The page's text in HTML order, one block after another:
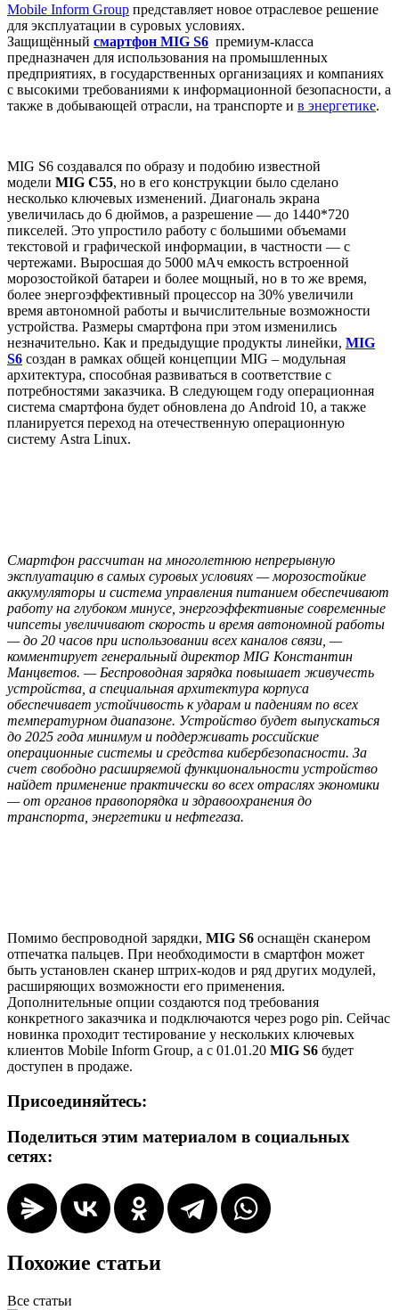
Mobile Inform Group представляет новое отраслевое решение
для эксплуатации в суровых условиях.
Защищённый смартфон MIG S6 премиум-класса
предназначен для использования на промышленных
предприятиях, в государственных организациях и компаниях
с высокими требованиями к информационной безопасности, а
также в добывающей отрасли, на транспорте и в энергетике.
MIG S6 создавался по образу и подобию известной
модели MIG С55, но в его конструкции было сделано
несколько ключевых изменений. Диагональ экрана
увеличилась до 6 дюймов, а разрешение — до 1440*720
пикселей. Это упростило работу с большими объемами
текстовой и графической информации, в частности — с
чертежами. Выросшая до 5000 мАч емкость встроенной
морозостойкой батареи и более мощный, но в то же время,
более энергоэффективный процессор на 30% увеличили
время автономной работы и вычислительные возможности
устройства. Размеры смартфона при этом изменились
незначительно. Как и предыдущие продукты линейки, MIG
S6 создан в рамках общей концепции MIG – модульная
архитектура, способная развиваться в соответствие с
потребностями заказчика. В следующем году операционная
система смартфона будет обновлена до Android 10, а также
планируется переход на отечественную операционную
систему Astra Linux.
Смартфон рассчитан на многолетнюю непрерывную
эксплуатацию в самых суровых условиях — морозостойкие
аккумуляторы и система управления питанием обеспечивают
работу на глубоком минусе, энергоэффективные современные
чипсеты увеличивают скорость и время автономной работы
— до 20 часов при использовании всех каналов связи, —
комментирует генеральный директор MIG Константин
Манцветов. — Беспроводная зарядка повышает живучесть
устройства, а специальная архитектура корпуса
обеспечивает устойчивость к ударам и падениям по всех
температурном диапазоне. Устройство будет выпускаться
до 2025 года минимум и поддерживать российские
операционные системы и средства кибербезопасности. За
счет свободно расширяемой функциональности устройство
найдет применение практически во всех отраслях экономики
— от органов правопорядка и здравоохранения до
транспорта, энергетики и нефтегаза.
Помимо беспроводной зарядки, MIG S6 оснащён сканером
отпечатка пальцев. При необходимости в смартфон может
быть установлен сканер штрих-кодов и ряд других модулей,
расширяющих возможности его применения.
Дополнительные опции создаются под требования
конкретного заказчика и подключаются через pogo pin. Сейчас
новинка проходит тестирование у нескольких ключевых
клиентов Mobile Inform Group, а с 01.01.20 MIG S6 будет
доступен в продаже.
Присоединяйтесь:
Поделиться этим материалом в социальных
сетях:
Похожие статьи
Все статьи